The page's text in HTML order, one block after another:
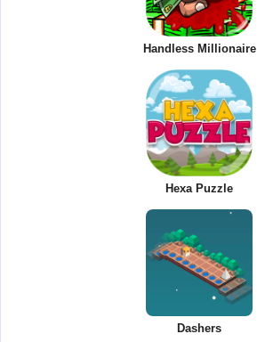
Handless Millionaire
Hexa Puzzle
Dashers